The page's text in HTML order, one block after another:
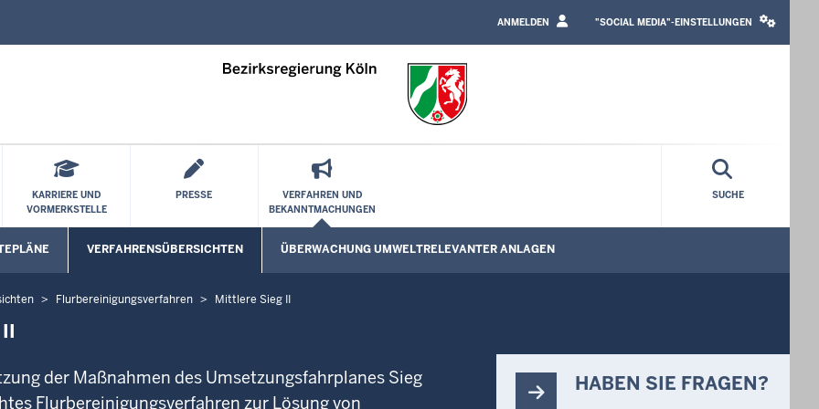
ANMELDEN
MEDIA
"SOCIAL MEDIA"-EINSTELLUNGEN
KARRIERE UND
VORMERKSTELLE
PRESSE
VERFAHREN UND
BEKANNTMACHUNGEN
SUCHE
VERFAHRENSÜBERSICHTEN ÜBERWACHUNG UMWELTRELEVANTER ANLAGEN
Flurbereinigungsverfahren Mittlere Sieg II
der Maßnahmen des Umsetzungsfahrplanes Sieg
Flurbereinigungsverfahren zur Lösung von
HABEN SIE FRAGEN?